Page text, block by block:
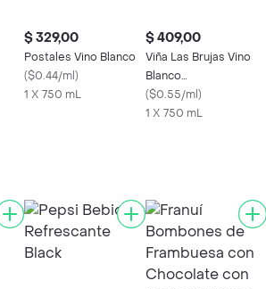
$ 329,00
Postales Vino Blanco
($0.44/ml)
1 X 750 mL
$ 409,00
Viña Las Brujas Vino
Blanco
Chardonnay/Viognier
($0.55/ml)
1 X 750 mL